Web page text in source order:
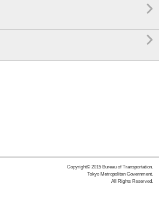


Copyright© 2015 Bureau of Transportation.
Tokyo Metropolitan Government.
All Rights Reserved.